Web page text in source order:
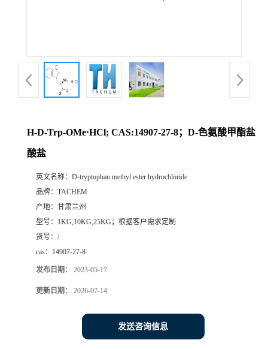
H-D-Trp-OMe·HCl; CAS:14907-27-8；D-色氨酸甲酯盐
酸盐
英文名称： D-tryptophan methyl ester hydrochloride
品牌： TACHEM
产地： 甘肃兰州
型号： 1KG;10KG;25KG；根据客户需求定制
货号： /
cas： 14907-27-8
发布日期： 2023-05-17
更新日期： 2026-07-14
发送咨询信息